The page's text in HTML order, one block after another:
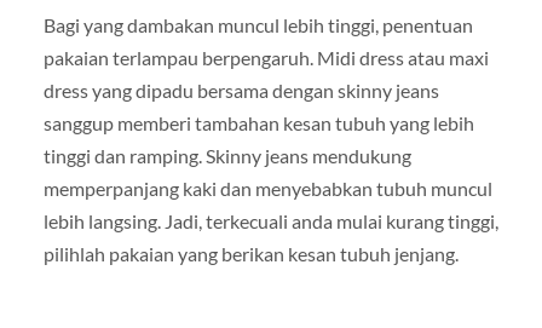
Bagi yang dambakan muncul lebih tinggi, penentuan
pakaian terlampau berpengaruh. Midi dress atau maxi
dress yang dipadu bersama dengan skinny jeans
sanggup memberi tambahan kesan tubuh yang lebih
tinggi dan ramping. Skinny jeans mendukung
memperpanjang kaki dan menyebabkan tubuh muncul
lebih langsing. Jadi, terkecuali anda mulai kurang tinggi,
pilihlah pakaian yang berikan kesan tubuh jenjang.